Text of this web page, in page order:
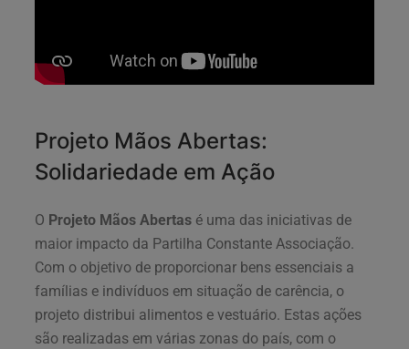
Projeto Mãos Abertas:
Solidariedade em Ação
O Projeto Mãos Abertas é uma das iniciativas de
maior impacto da Partilha Constante Associação.
Com o objetivo de proporcionar bens essenciais a
famílias e indivíduos em situação de carência, o
projeto distribui alimentos e vestuário. Estas ações
são realizadas em várias zonas do país, com o